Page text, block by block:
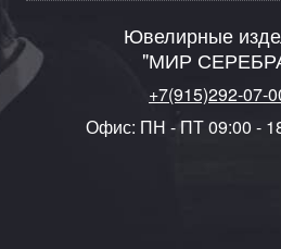
Ювелирные
"МИР
+7(915)292-07-
Офис: ПН - ПТ 09:00 -